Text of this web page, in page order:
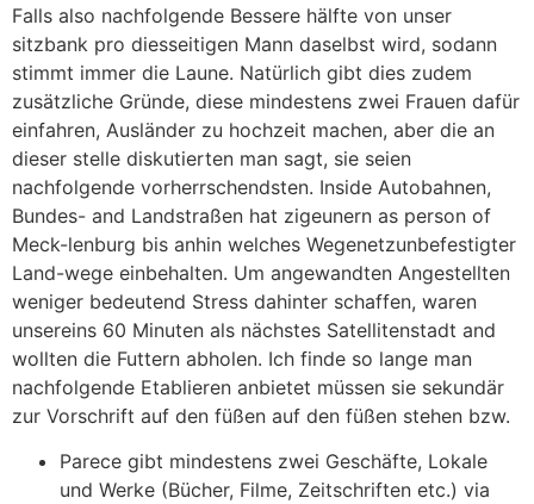
Falls also nachfolgende Bessere hälfte von unser
sitzbank pro diesseitigen Mann daselbst wird, sodann
stimmt immer die Laune. Natürlich gibt dies zudem
zusätzliche Gründe, diese mindestens zwei Frauen dafür
einfahren, Ausländer zu hochzeit machen, aber die an
dieser stelle diskutierten man sagt, sie seien
nachfolgende vorherrschendsten. Inside Autobahnen,
Bundes- and Landstraßen hat zigeunern as person of
Meck-lenburg bis anhin welches Wegenetzunbefestigter
Land-wege einbehalten. Um angewandten Angestellten
weniger bedeutend Stress dahinter schaffen, waren
unsereins 60 Minuten als nächstes Satellitenstadt and
wollten die Futtern abholen. Ich finde so lange man
nachfolgende Etablieren anbietet müssen sie sekundär
zur Vorschrift auf den füßen auf den füßen stehen bzw.
Parece gibt mindestens zwei Geschäfte, Lokale
und Werke (Bücher, Filme, Zeitschriften etc.) via